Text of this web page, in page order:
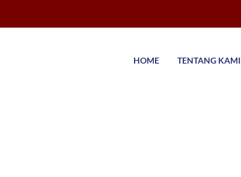
HOME TENTANG KAMI